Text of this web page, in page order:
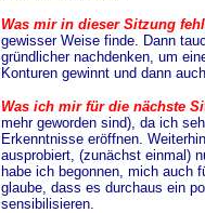
Was mir in dieser Sitzung
gewisser Weise finde. Dann
gründlicher nachdenken, um
Konturen gewinnt und dann
Was ich mir für die nächste
mehr geworden sind), da ich
Erkenntnisse eröffnen.
ausprobiert, (zunächst einmal)
habe ich begonnen, mich auch
glaube, dass es durchaus ein
sensibilisieren.